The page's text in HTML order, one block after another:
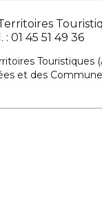
01 45 51 49 36
Touristiques
et des